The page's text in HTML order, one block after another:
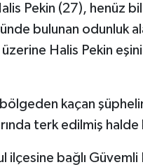
Pekin (27), henüz
bulunan odunluk
Halis Pekin
kaçan
terk edilmiş halde
ilçesine bağlı